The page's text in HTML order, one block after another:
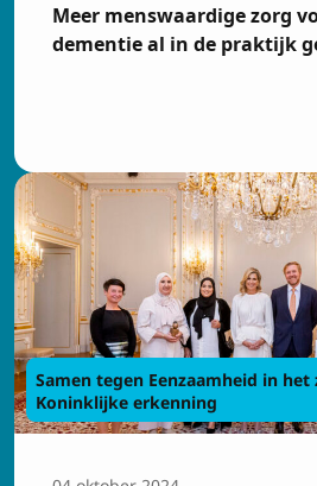
Meer menswaardige zorg
dementie al in de praktijk
Samen tegen Eenzaamheid in
Koninklijke erkenning